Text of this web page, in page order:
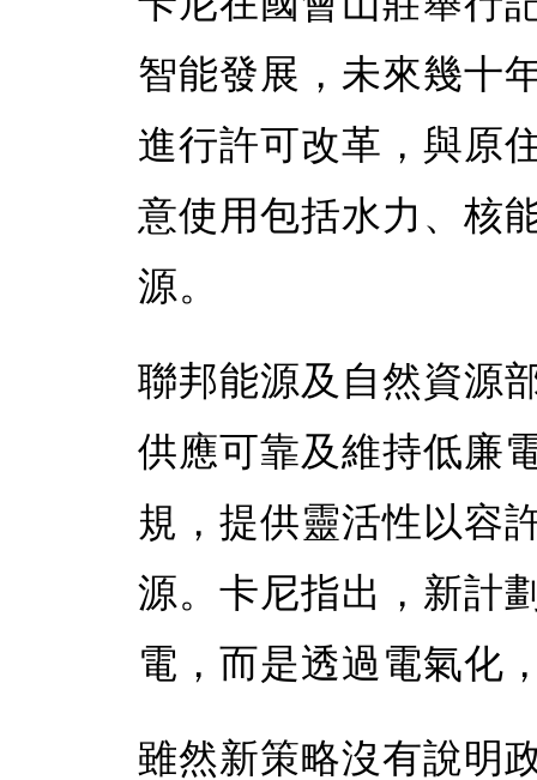
智能發展，未來幾十
進行許可改革，與原
意使用包括水力、核
源。
聯邦能源及自然資源
供應可靠及維持低廉
規，提供靈活性以容
源。卡尼指出，新計
電，而是透過電氣化
雖然新策略沒有說明